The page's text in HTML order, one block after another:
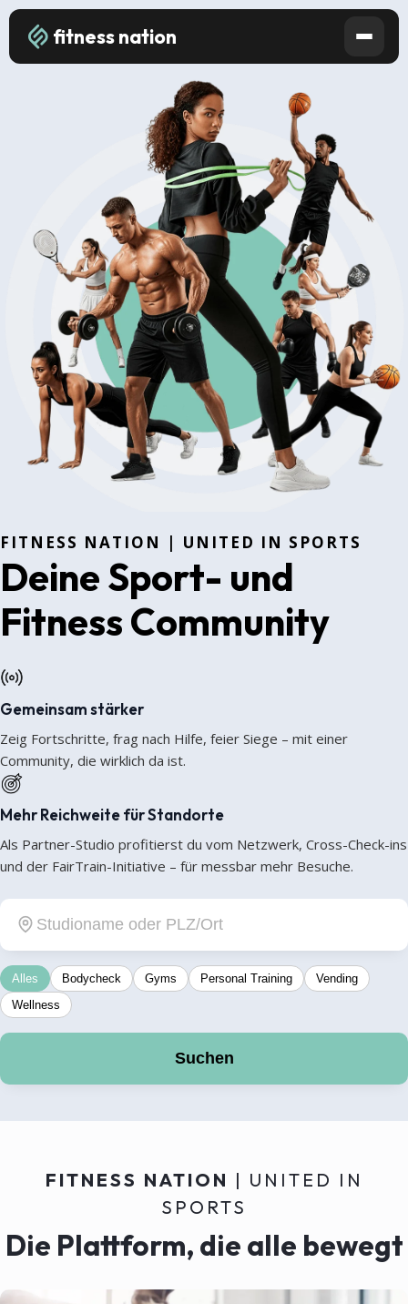
fitness nation
FITNESS NATION | UNITED IN SPORTS
Deine Sport- und
Fitness Community
Gemeinsam stärker
Zeig Fortschritte, frag nach Hilfe, feier Siege – mit einer
Community, die wirklich da ist.
Mehr Reichweite für Standorte
Als Partner-Studio profitierst du vom Netzwerk, Cross-Check-ins
und der FairTrain-Initiative – für messbar mehr Besuche.
Alles Bodycheck Gyms Personal Training
Vending
Wellness
Suchen
FITNESS NATION | UNITED IN
SPORTS
Die Plattform, die alle bewegt